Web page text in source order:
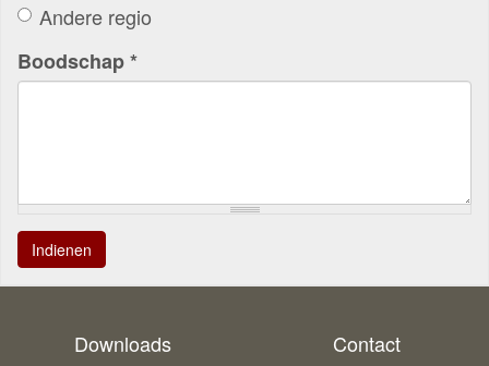
Andere regio
Boodschap*
Indienen
Downloads Contact